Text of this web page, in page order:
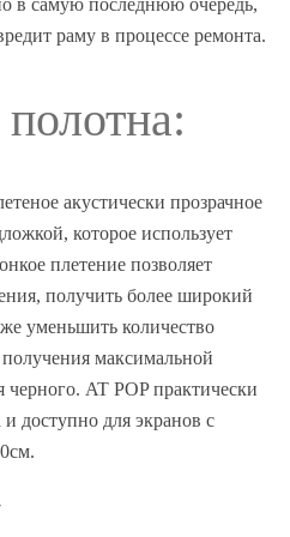
раму в процессе ремонта.
акустически прозрачное
которое использует
плетение позволяет
получить более широкий
уменьшить количество
максимальной
черного. AT POP практически
и доступно для экранов с